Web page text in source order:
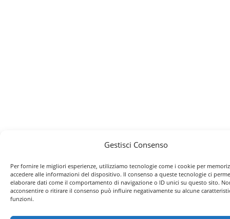
Gestisci Consenso
Per fornire le migliori esperienze, utilizziamo tecnologie come i cookie per
accedere alle informazioni del dispositivo. Il consenso a queste tecnologie ci
elaborare dati come il comportamento di navigazione o ID unici su questo sito.
acconsentire o ritirare il consenso può influire negativamente su alcune
funzioni.